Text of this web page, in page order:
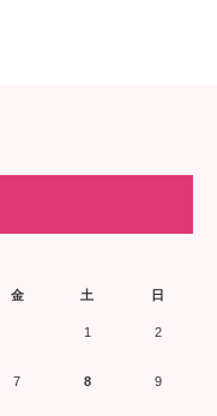
金 土 日
1 2
7 8 9